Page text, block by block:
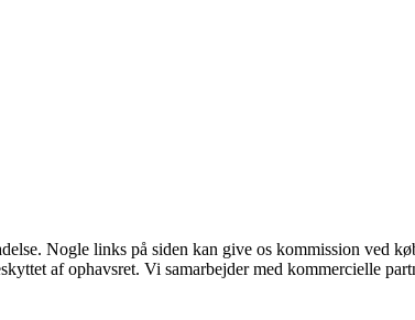
Nogle links på siden kan give os kommission ved
af ophavsret. Vi samarbejder med kommercielle